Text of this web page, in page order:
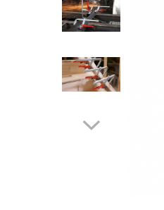
Banda Izolatoare
Articole Pentru Casa